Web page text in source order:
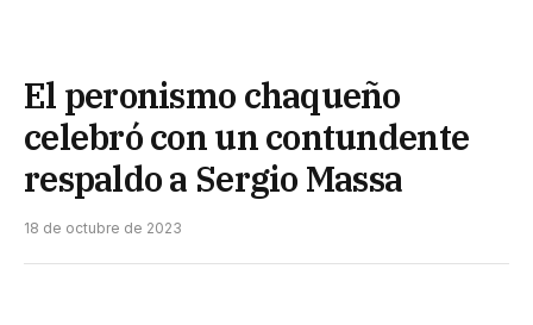
El peronismo chaqueño
celebró con un contundente
respaldo a Sergio Massa
18 de octubre de 2023